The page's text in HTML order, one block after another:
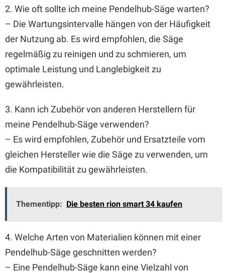
2. Wie oft sollte ich meine Pendelhub-Säge warten?
– Die Wartungsintervalle hängen von der Häufigkeit
der Nutzung ab. Es wird empfohlen, die Säge
regelmäßig zu reinigen und zu schmieren, um
optimale Leistung und Langlebigkeit zu
gewährleisten.
3. Kann ich Zubehör von anderen Herstellern für
meine Pendelhub-Säge verwenden?
– Es wird empfohlen, Zubehör und Ersatzteile vom
gleichen Hersteller wie die Säge zu verwenden, um
die Kompatibilität zu gewährleisten.
Thementipp: Die besten rion smart 34 kaufen
4. Welche Arten von Materialien können mit einer
Pendelhub-Säge geschnitten werden?
– Eine Pendelhub-Säge kann eine Vielzahl von